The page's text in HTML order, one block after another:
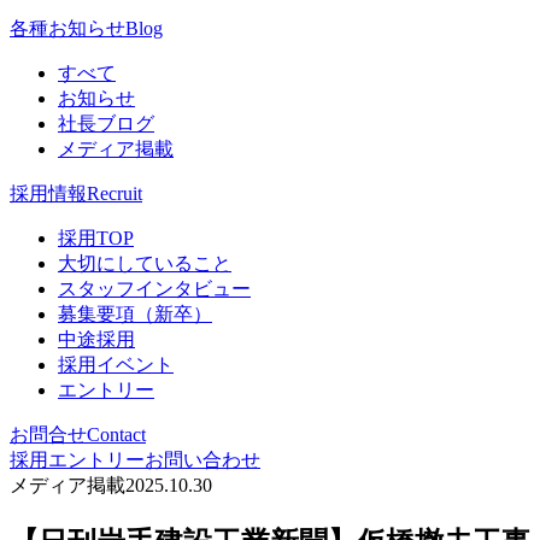
各種お知らせBlog
すべて
お知らせ
社長ブログ
メディア掲載
採用情報Recruit
採用TOP
大切にしていること
スタッフインタビュー
募集要項（新卒）
中途採用
採用イベント
エントリー
お問合せContact
採用エントリーお問い合わせ
メディア掲載2025.10.30